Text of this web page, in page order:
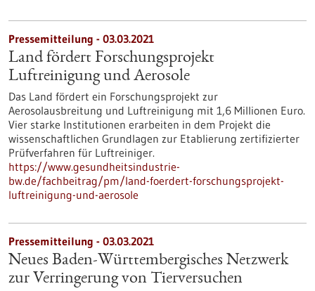
Pressemitteilung - 03.03.2021
Land fördert Forschungsprojekt
Luftreinigung und Aerosole
Das Land fördert ein Forschungsprojekt zur
Aerosolausbreitung und Luftreinigung mit 1,6 Millionen Euro.
Vier starke Institutionen erarbeiten in dem Projekt die
wissenschaftlichen Grundlagen zur Etablierung zertifizierter
Prüfverfahren für Luftreiniger.
https://www.gesundheitsindustrie-
bw.de/fachbeitrag/pm/land-foerdert-forschungsprojekt-
luftreinigung-und-aerosole
Pressemitteilung - 03.03.2021
Neues Baden-Württembergisches Netzwerk
zur Verringerung von Tierversuchen